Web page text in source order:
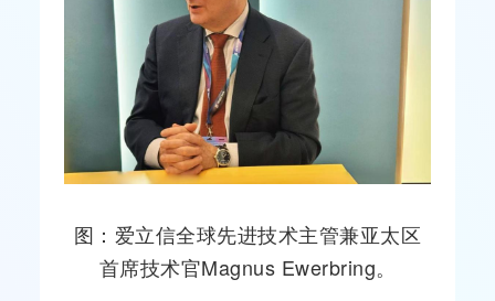
图：爱立信全球先进技术主管兼亚太区
首席技术官Magnus Ewerbring。